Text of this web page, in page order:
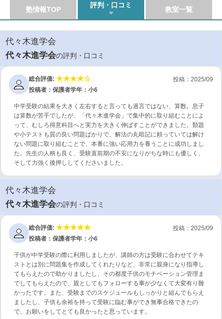
塾情報TOP
評判・口コミ
教室一覧
代々木進学会
代々木進学会の評判・口コミ
投稿：2025/09
総合評価:
投稿者：保護者学年：小6
中学受験の結果を大きく左右すると言っても過言ではない、算数。息子
は算数が苦手でしたが、「代々木進学会」で集中的に取り組むことによ
って、むしろ得意科目へと実力を大きく伸ばすことができました。類題
や小テストも質の良い問題ばかりで、解法の丸暗記に頼っていては解け
ない問題に取り組むことで、本番に強い応用力を養うことに成功しまし
た。先生の人柄も良く、受験直前期の不安になりがちな時にも優しく、
そして力強く後押ししてくださいました。
代々木進学会
代々木進学会の評判・口コミ
投稿：2025/09
総合評価:
投稿者：保護者学年：小6
子供が中学受験の際に利用しましたが、講師の方は受験に合わせてテキ
ストとは別に問題集を作成してくれたりなど、非常に親身になり指導し
てもらえたので助かりましたし、その都度子供のモチベーション管理ま
でしてもらえたので、親としてもフォローする事が少なくて大変有り難
かったです。また、受験までのスケジュールもしっかりと組んでもらえ
ましたし、子供も余裕を持って受験に臨む事ができ無事合格できたの
で、お願いをしてとても良かったと思っています。